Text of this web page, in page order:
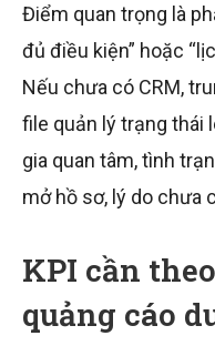
Điểm quan trọng là
đủ điều kiện” hoặc
Nếu chưa có CRM,
file quản lý trạng thái
gia quan tâm, tình
mở hồ sơ, lý do chưa
KPI cần
quảng cáo